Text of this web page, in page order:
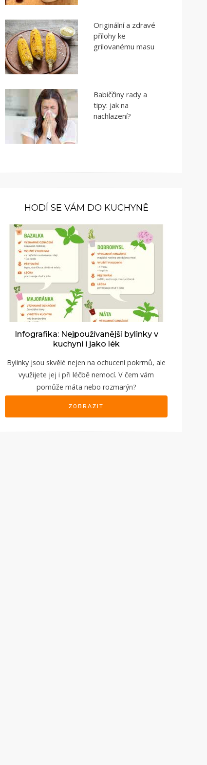
Originální a zdravé
přílohy ke
grilovanému masu
Babiččiny rady a
tipy: jak na
nachlazení?
HODÍ SE VÁM DO KUCHYNĚ
Infografika: Nejpoužívanější bylinky v
kuchyni i jako lék
Bylinky jsou skvělé nejen na ochucení pokrmů, ale
využijete jej i při léčbě nemocí. V čem vám
pomůže máta nebo rozmarýn?
ZOBRAZIT